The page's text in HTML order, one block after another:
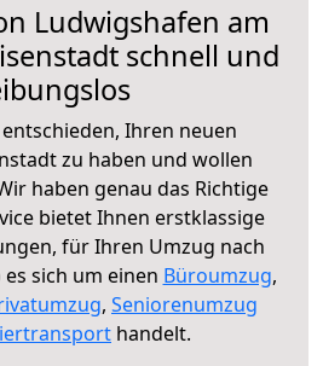
Ludwigshafen am
schnell und
Ihren neuen
zu haben und wollen
haben genau das Richtige
bietet Ihnen erstklassige
für Ihren Umzug nach
sich um einen Büroumzug,
, Seniorenumzug
handelt.